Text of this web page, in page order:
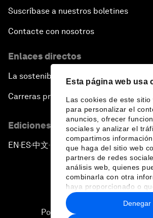
Esta página web usa
Las cookies de este sitio
para personalizar el
anuncios, ofrecer
sociales y analizar el
compartimos
que haga del sitio web
partners de redes
análisis web, quienes
combinarla con otra
haya proporcionado o
recopilado a partir del
hecho de sus servicios.
Denegar
Suscríbase a nuestros boletines
Contacte con nosotros
Enlaces directos
La sostenibilidad en el Foro
Carreras profesionales
Ediciones en otros idiomas
EN ▪ES▪中文▪ 日本語
Política de privacidad y